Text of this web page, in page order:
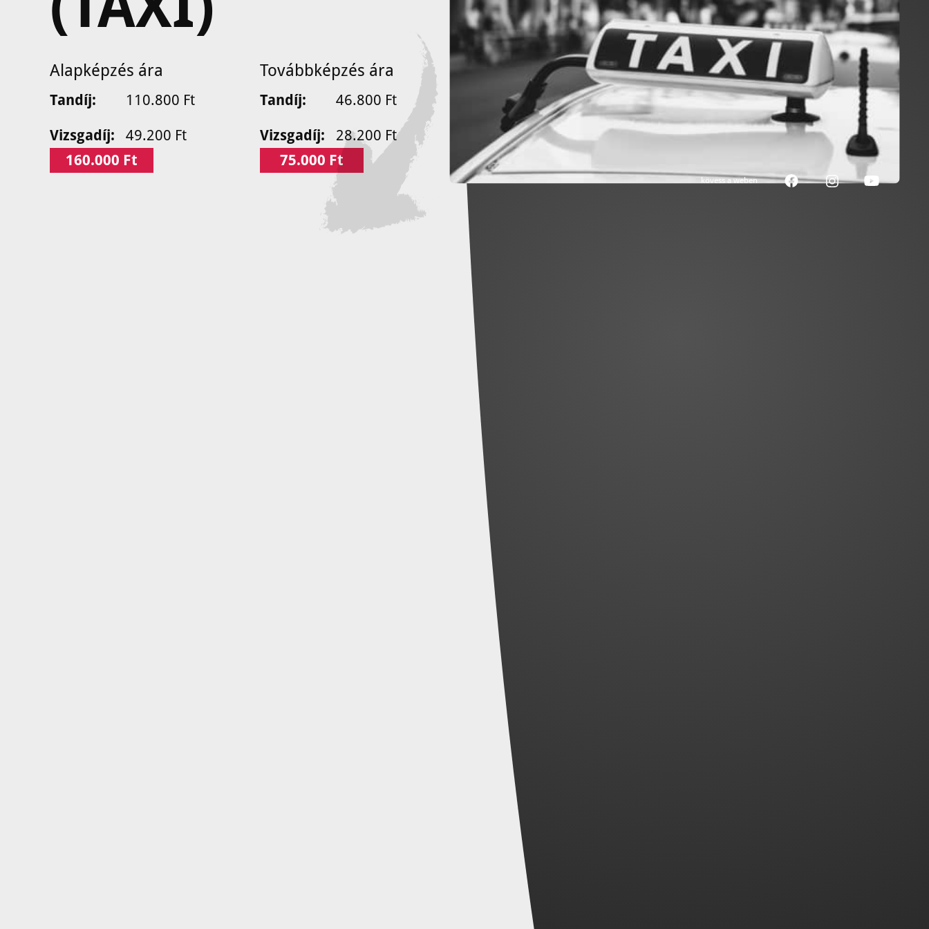
Alapképzés ára
Tandíj:
Vizsgadíj:
110.800 Ft
49.200 Ft
160.000 Ft
Továbbképzés ára
Tandíj:
Vizsgadíj:
46.800 Ft
28.200 Ft
75.000 Ft
kövess a weben